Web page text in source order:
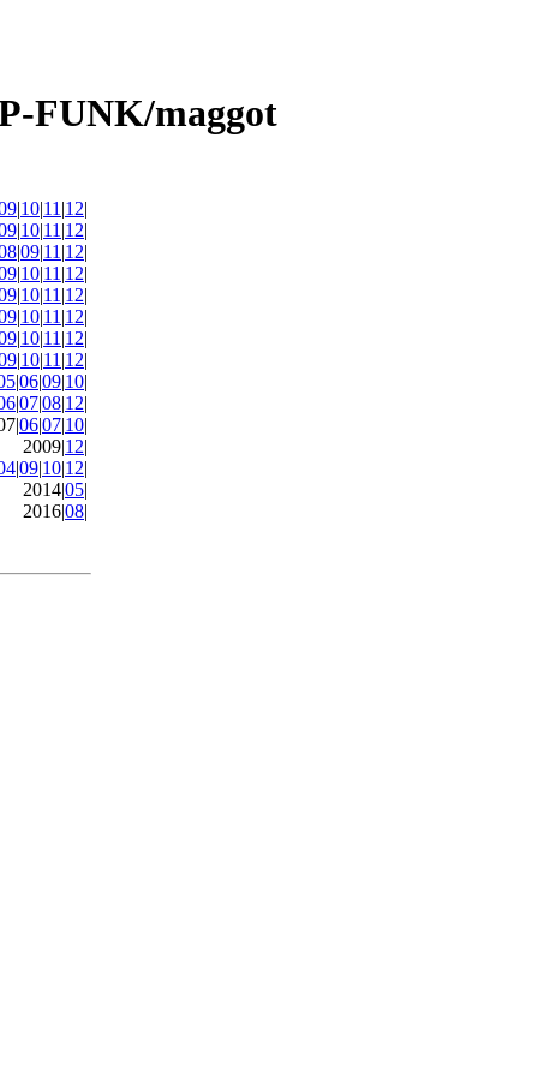
|10|11 |12|
|10|11 |12|
|09|11 |12|
|10|11 |12|
|10|11 |12|
|10|11 |12|
|10|11 |12|
|10|11 |12|
|06|09|10|
|07|08|12|
06|07|10|
2009|12|
|09|10|12|
2014|05|
2016|08|